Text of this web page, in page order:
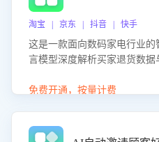
淘宝 | 京东 | 抖音 | 快手
这是一款面向数码家电行业
言模型深度解析买家退货数
改进建议，通过挖掘用户痛点
免费开通，按量计费